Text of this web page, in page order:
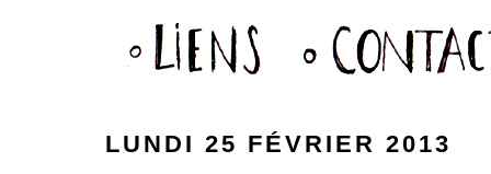
LUNDI 25 FÉVRIER 2013